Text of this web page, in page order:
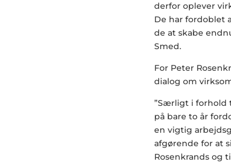
derfor oplever
De har fordoblet
de at skabe
Smed.
For Peter
dialog om
”Særligt i forhold
på bare to år
en vigtig
afgørende for at
Rosenkrands og